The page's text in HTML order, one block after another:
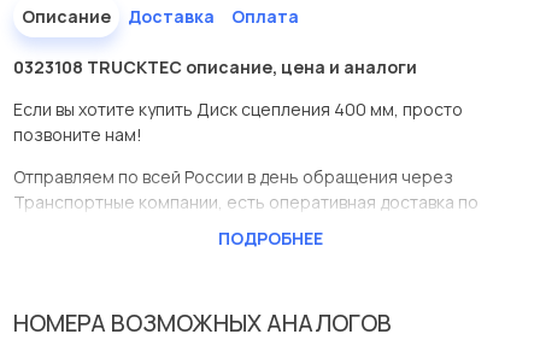
Описание Доставка Оплата
0323108 TRUCKTEC описание, цена и аналоги
Если вы хотите купить Диск сцепления 400 мм, просто
позвоните нам!
Отправляем по всей России в день обращения через
Транспортные компании, есть оперативная доставка по
У данной детали есть аналоги с номерами, убедитесь сами.
ПОДРОБНЕЕ
НОМЕРА ВОЗМОЖНЫХ АНАЛОГОВ